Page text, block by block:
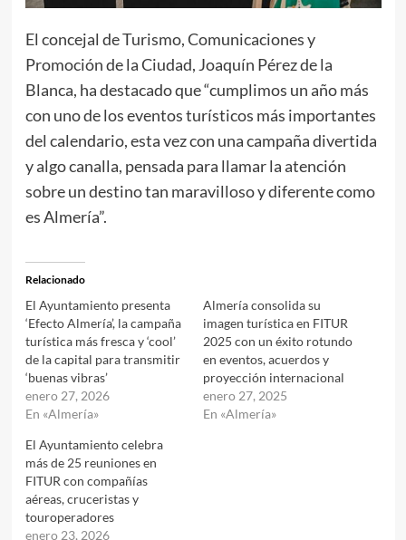
El concejal de Turismo, Comunicaciones y
Promoción de la Ciudad, Joaquín Pérez de la
Blanca, ha destacado que “cumplimos un año más
con uno de los eventos turísticos más importantes
del calendario, esta vez con una campaña divertida
y algo canalla, pensada para llamar la atención
sobre un destino tan maravilloso y diferente como
es Almería”.
Relacionado
El Ayuntamiento presenta
‘Efecto Almería’, la campaña
turística más fresca y ‘cool’
de la capital para transmitir
‘buenas vibras’
enero 27, 2026
En «Almería»
Almería consolida su
imagen turística en FITUR
2025 con un éxito rotundo
en eventos, acuerdos y
proyección internacional
enero 27, 2025
En «Almería»
El Ayuntamiento celebra
más de 25 reuniones en
FITUR con compañías
aéreas, cruceristas y
touroperadores
enero 23, 2026